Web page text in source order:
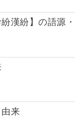
漢紛】の語源・
来